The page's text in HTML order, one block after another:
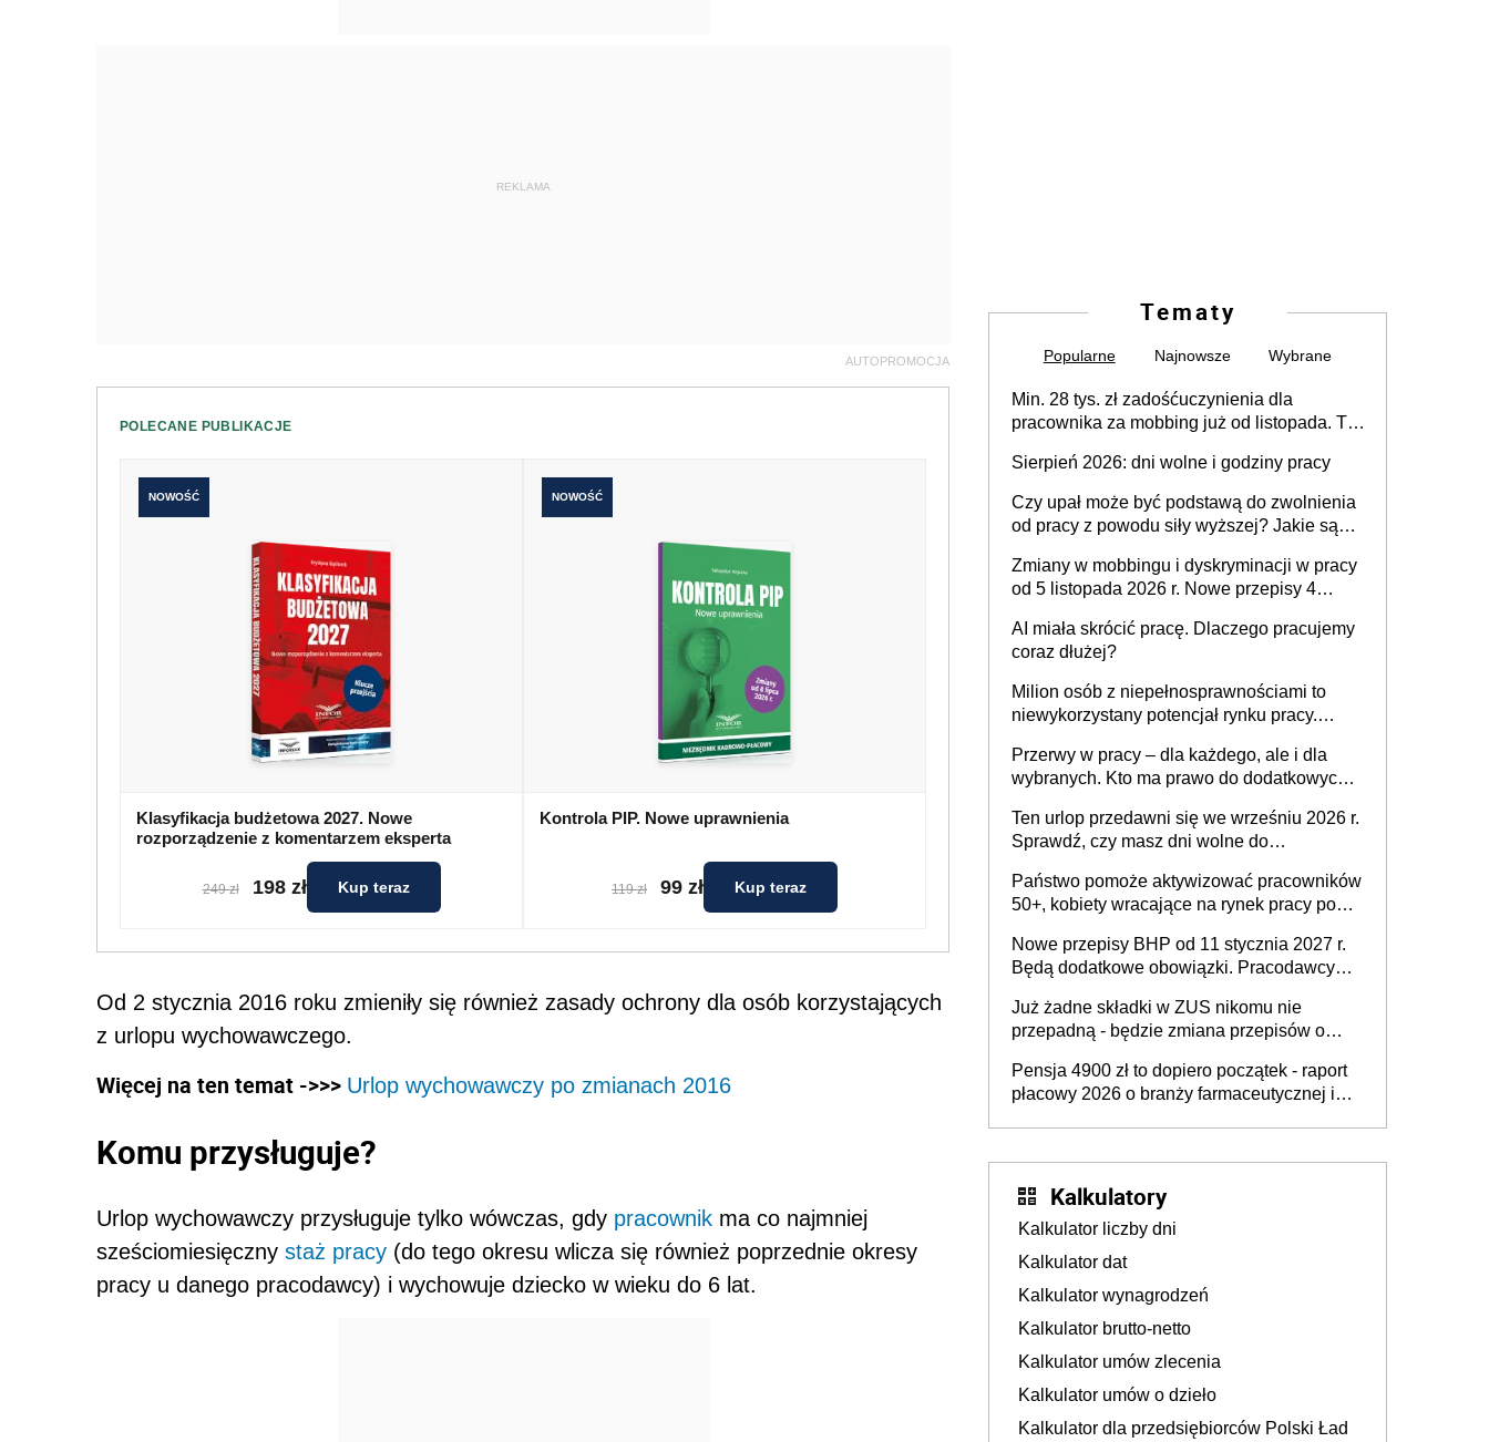
REKLAMA
AUTOPROMOCJA
POLECANE PUBLIKACJE
NOWOŚĆ
Klasyfikacja budżetowa 2027. Nowe
rozporządzenie z komentarzem eksperta
249 zł 198 zł Kup teraz
NOWOŚĆ
Kontrola PIP. Nowe uprawnienia
119 zł 99 zł Kup teraz
Od 2 stycznia 2016 roku zmieniły się również zasady ochrony dla osób korzystających
z urlopu wychowawczego.
Więcej na ten temat ->>> Urlop wychowawczy po zmianach 2016
Komu przysługuje?
Urlop wychowawczy przysługuje tylko wówczas, gdy pracownik ma co najmniej
sześciomiesięczny staż pracy (do tego okresu wlicza się również poprzednie okresy
pracy u danego pracodawcy) i wychowuje dziecko w wieku do 6 lat.
Tematy
Popularne Najnowsze Wybrane
Min. 28 tys. zł zadośćuczynienia dla
pracownika za mobbing już od listopada. To
zespołu
Sierpień 2026: dni wolne i godziny pracy
Czy upał może być podstawą do zwolnienia
od pracy z powodu siły wyższej? Jakie są
Zmiany w mobbingu i dyskryminacji w pracy
od 5 listopada 2026 r. Nowe przepisy 4
Ustaw
AI miała skrócić pracę. Dlaczego pracujemy
coraz dłużej?
Milion osób z niepełnosprawnościami to
niewykorzystany potencjał rynku pracy.
dofinansowań czy refundacji, ale bariery po
stronie systemu i świadomości
pracodawców [WYWIAD]
Przerwy w pracy – dla każdego, ale i dla
wybranych. Kto ma prawo do dodatkowych
Ten urlop przedawni się we wrześniu 2026 r.
Sprawdź, czy masz dni wolne do
Państwo pomoże aktywizować pracowników
50+, kobiety wracające na rynek pracy po
osoby neuroatypowe. Powstanie Fundusz
na rzecz Inkluzywności w Zatrudnianiu?
Nowe przepisy BHP od 11 stycznia 2027 r.
Będą dodatkowe obowiązki. Pracodawcy
Już żadne składki w ZUS nikomu nie
przepadną - będzie zmiana przepisów o
ubezpieczeniom społecznym
Pensja 4900 zł to dopiero początek - raport
płacowy 2026 o branży farmaceutycznej i
Kalkulatory
Kalkulator liczby dni
Kalkulator dat
Kalkulator wynagrodzeń
Kalkulator brutto-netto
Kalkulator umów zlecenia
Kalkulator umów o dzieło
Kalkulator dla przedsiębiorców Polski Ład